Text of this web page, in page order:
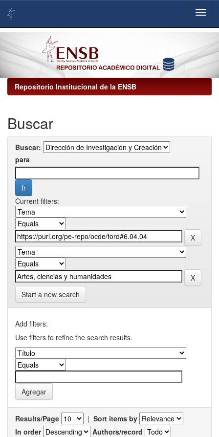
navigation
Repositorio Institucional de la ENSB
Buscar
Buscar:
para
Current filters:
Start a new search
Add filters:
Use filters to refine the search results.
Results/Page | Sort items by
In order
Authors/record